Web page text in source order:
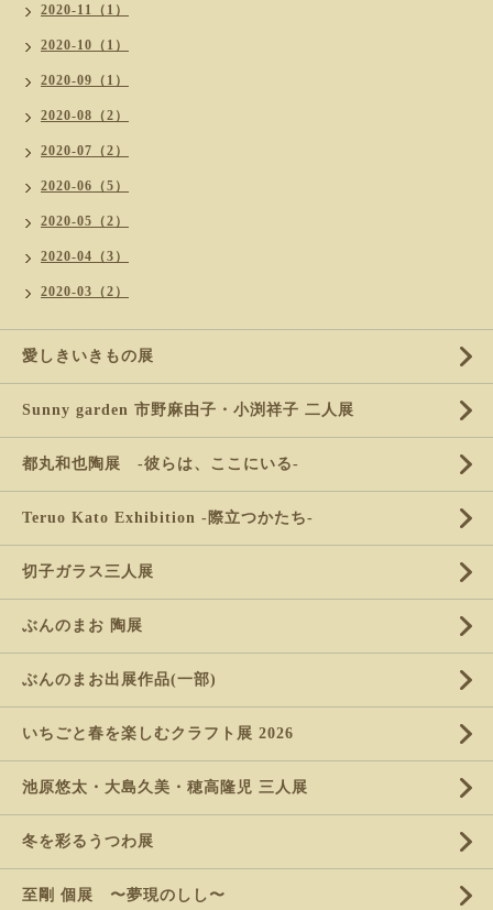
2020-11（1）
2020-10（1）
2020-09（1）
2020-08（2）
2020-07（2）
2020-06（5）
2020-05（2）
2020-04（3）
2020-03（2）
愛しきいきもの展
Sunny garden 市野麻由子・小渕祥子 二人展
都丸和也陶展 -彼らは、ここにいる-
Teruo Kato Exhibition -際立つかたち-
切子ガラス三人展
ぶんのまお 陶展
ぶんのまお出展作品(一部)
いちごと春を楽しむクラフト展 2026
池原悠太・大島久美・穂高隆児 三人展
冬を彩るうつわ展
至剛 個展 〜夢現のしし〜